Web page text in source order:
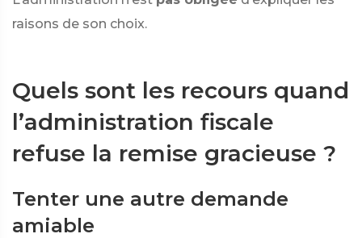
raisons de son choix.
Quels sont les recours quand
l’administration fiscale
refuse la remise gracieuse ?
Tenter une autre demande
amiable